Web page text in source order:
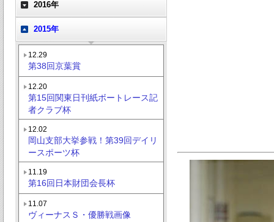
2016年
2015年
12.29
第38回京葉賞
12.20
第15回関東日刊紙ボートレース記
者クラブ杯
12.02
岡山支部大挙参戦！第39回デイリ
ースポーツ杯
11.19
第16回日本財団会長杯
11.07
ヴィーナスＳ・優勝戦画像